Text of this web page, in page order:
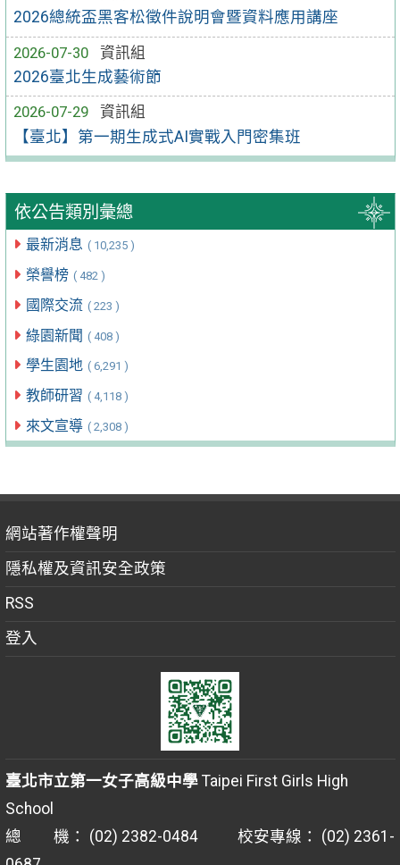
2026總統盃黑客松徵件說明會暨資料應用講座
2026-07-30
資訊組
2026臺北生成藝術節
2026-07-29
資訊組
【臺北】第一期生成式AI實戰入門密集班
依公告類別彙總
最新消息 ( 10,235 )
榮譽榜 ( 482 )
國際交流 ( 223 )
綠園新聞 ( 408 )
學生園地 ( 6,291 )
教師研習 ( 4,118 )
來文宣導 ( 2,308 )
網站著作權聲明
隱私權及資訊安全政策
RSS
登入
臺北市立第一女子高級中學Taipei First Girls High
School
總 機： (02) 2382-0484 校安專線： (02) 2361-